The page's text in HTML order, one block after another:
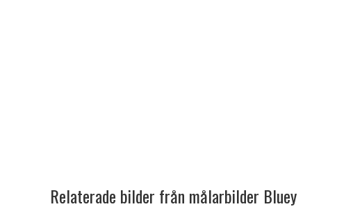
Relaterade bilder från målarbilder Bluey